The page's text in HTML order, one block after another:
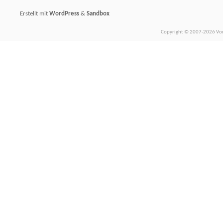
Erstellt mit WordPress & Sandbox
Copyright © 2007-2026